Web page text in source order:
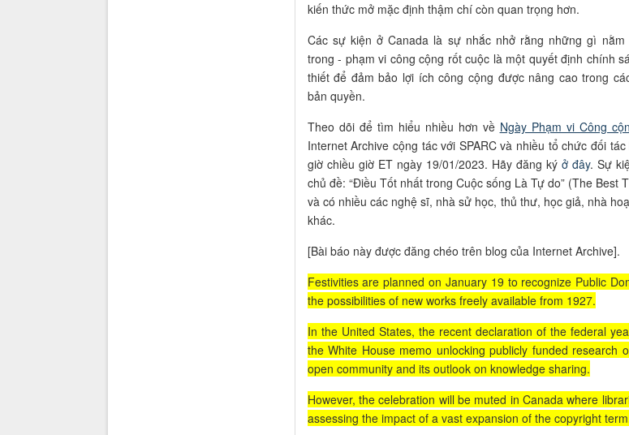
kiến thức mở mặc định thậm chí còn quan trọng hơn.
Các sự kiện ở Canada là sự nhắc nhở rằng những gì
trong - phạm vi công cộng rốt cuộc là một quyết định chính
thiết để đảm bảo lợi ích công cộng được nâng cao trong
bản quyền.
Theo dõi để tìm hiểu nhiều hơn về Ngày Phạm vi Công
Internet Archive cộng tác với SPARC và nhiều tổ chức đối
giờ chiều giờ ET ngày 19/01/2023. Hãy đăng ký ở đây. Sự
chủ đề: “Điều Tốt nhất trong Cuộc sống Là Tự do” (The Best
và có nhiều các nghệ sĩ, nhà sử học, thủ thư, học giả, nhà
khác.
[Bài báo này được đăng chéo trên blog của Internet Archive].
Festivities are planned on January 19 to recognize Public
the possibilities of new works freely available from 1927.
In the United States, the recent declaration of the federal
the White House memo unlocking publicly funded research
open community and its outlook on knowledge sharing.
However, the celebration will be muted in Canada where
assessing the impact of a vast expansion of the copyright